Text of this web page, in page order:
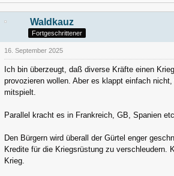
Waldkauz
Fortgeschrittener
16. September 2025
Ich bin überzeugt, daß diverse Kräfte einen
provozieren wollen. Aber es klappt einfach
mitspielt.
Parallel kracht es in Frankreich, GB, Spanien
Den Bürgern wird überall der Gürtel enger
Kredite für die Kriegsrüstung zu verschleudern.
Krieg.